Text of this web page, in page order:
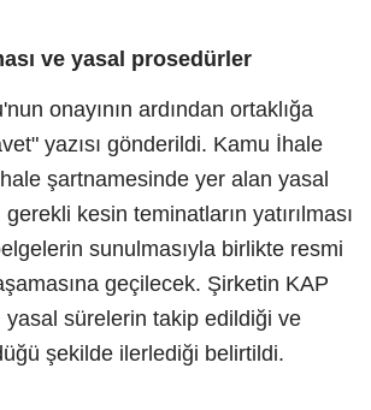
ve yasal prosedürler
onayının ardından ortaklığa
yazısı gönderildi. Kamu İhale
şartnamesinde yer alan yasal
kesin teminatların yatırılması
sunulmasıyla birlikte resmi
geçilecek. Şirketin KAP
yasal sürelerin takip edildiği ve
şekilde ilerlediği belirtildi.